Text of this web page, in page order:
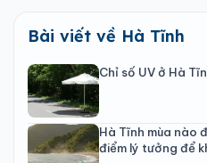
Bài viết về Hà Tĩnh
Chỉ số UV ở Hà
Hà Tĩnh mùa nào
điểm lý tưởng để